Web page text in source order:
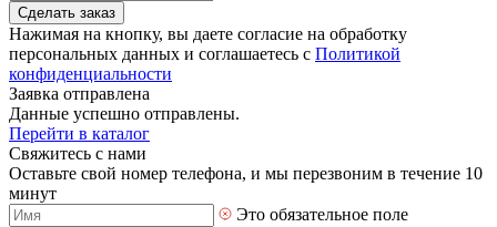
Сделать заказ
Нажимая на кнопку, вы даете согласие на обработку
персональных данных и соглашаетесь с Политикой
конфиденциальности
Заявка отправлена
Данные успешно отправлены.
Перейти в каталог
Свяжитесь с нами
Оставьте свой номер телефона, и мы перезвоним в течение 10
минут
Это обязательное поле